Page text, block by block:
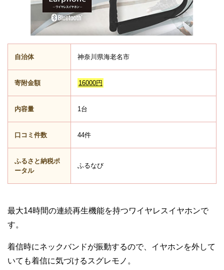
自治体 神奈川県海老名市
寄附金額 16000円
内容量 1台
口コミ件数 44件
ふるさと納税ポ
ータル
ふるなび
最大14時間の連続再生機能を持つワイヤレスイヤホンで
す。
着信時にネックバンドが振動するので、イヤホンを外して
いても着信に気づけるスグレモノ。